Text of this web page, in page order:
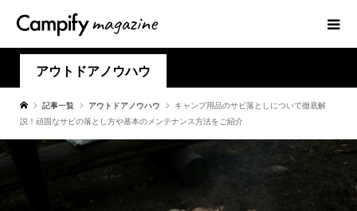
アウトドアノウハウ
記事一覧 アウトドアノウハウ
キャンプ用品のサビ落としについて徹底解
説！頑固なサビの落とし方や基本のメンテナンス方法をご紹介